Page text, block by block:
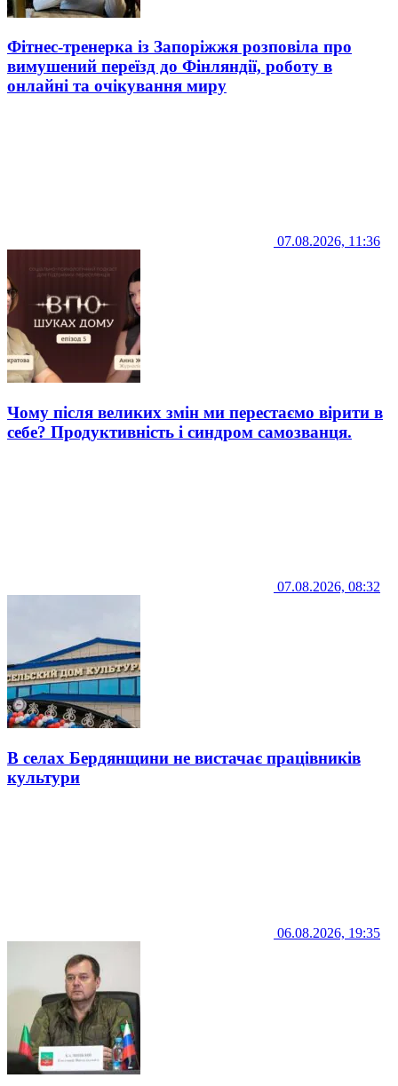
Фітнес-тренерка із Запоріжжя розповіла про
вимушений переїзд до Фінляндії, роботу в
онлайні та очікування миру
07.08.2026, 11:36
Чому після великих змін ми перестаємо вірити в
себе? Продуктивність і синдром самозванця.
07.08.2026, 08:32
В селах Бердянщини не вистачає працівників
культури
06.08.2026, 19:35